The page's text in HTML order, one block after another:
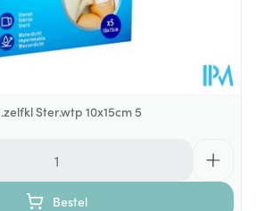
Ster.wtp 10x15cm 5
Bestel